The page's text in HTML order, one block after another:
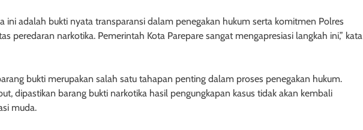
ini adalah bukti nyata transparansi dalam penegakan hukum serta komitmen Polres
peredaran narkotika. Pemerintah Kota Parepare sangat mengapresiasi langkah ini,” kata
bukti merupakan salah satu tahapan penting dalam proses penegakan hukum.
dipastikan barang bukti narkotika hasil pengungkapan kasus tidak akan kembali
muda.